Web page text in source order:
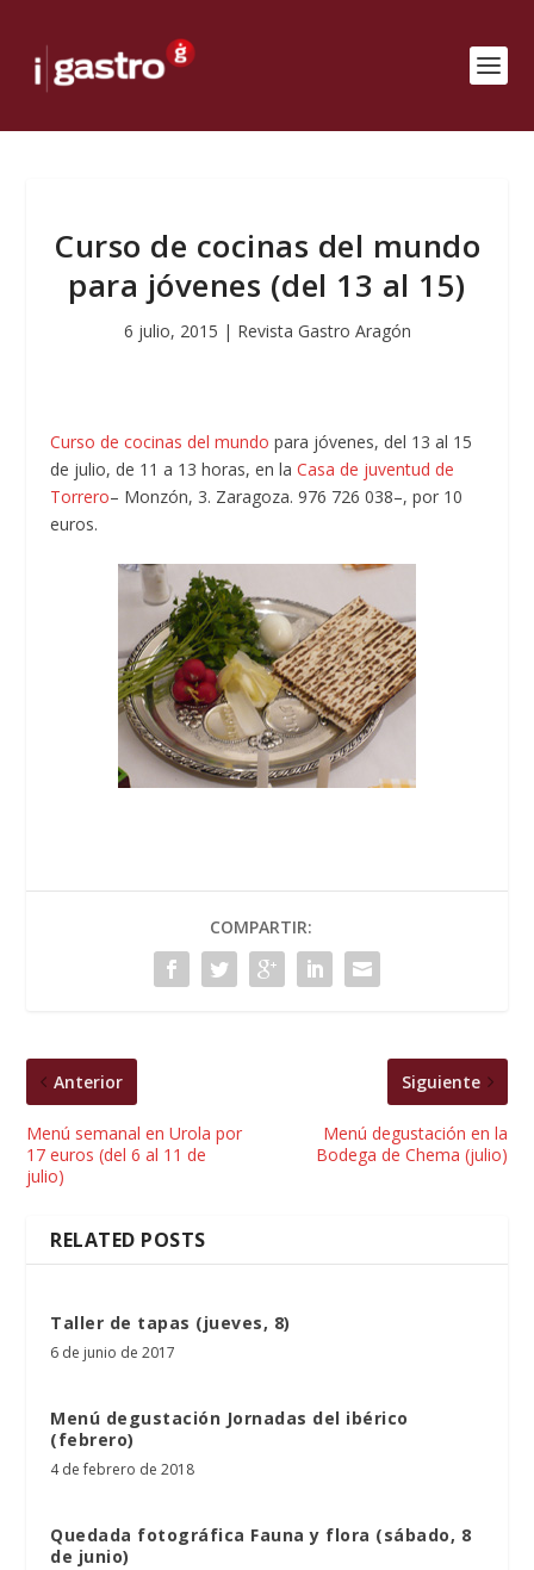
Curso de cocinas del mundo
para jóvenes (del 13 al 15)
6 julio, 2015 | Revista Gastro Aragón
Curso de cocinas del mundo para jóvenes, del 13 al 15
de julio, de 11 a 13 horas, en laCasa de juventud de
Torrero– Monzón, 3. Zaragoza. 976 726 038–, por 10
euros.
COMPARTIR:
Anterior
Menú semanal en Urola por
17 euros (del 6 al 11 de
julio)
Siguiente
Menú degustación en la
Bodega de Chema (julio)
RELATED POSTS
Taller de tapas (jueves, 8)
6 de junio de 2017
Menú degustación Jornadas del ibérico
(febrero)
4 de febrero de 2018
Quedada fotográfica Fauna y flora (sábado, 8
de junio)